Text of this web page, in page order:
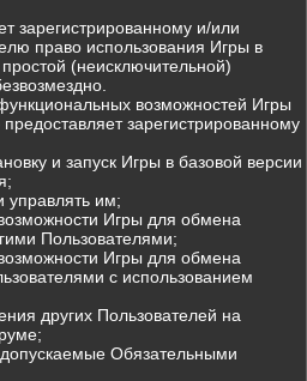
зарегистрированному и/или
право использования Игры в
(неисключительной)
возможностей Игры
зарегистрированному
и запуск Игры в базовой версии
управлять им;
Игры для обмена
Пользователями;
Игры для обмена
с использованием
других Пользователей на
Обязательными